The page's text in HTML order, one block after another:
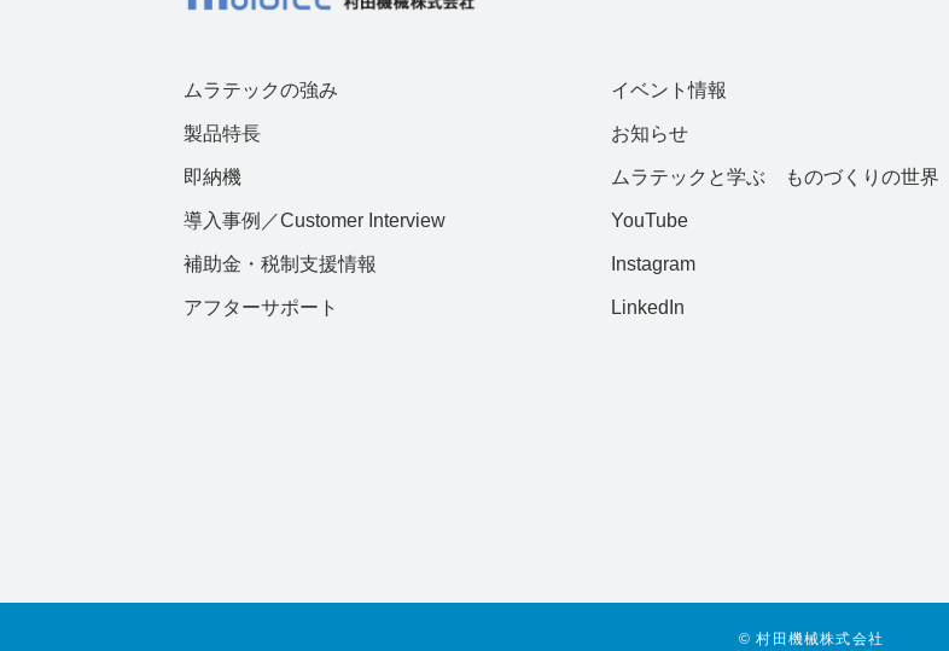
ムラテックの強み
製品特長
即納機
導入事例／Customer Interview
補助金・税制支援情報
アフターサポート
イベント情報
お知らせ
ムラテックと学ぶ ものづくりの世界
YouTube
Instagram
LinkedIn
© 村田機械株式会社